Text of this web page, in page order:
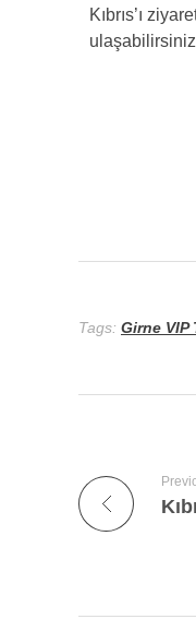
Kıbrıs’ı
Tags: Girne VIP